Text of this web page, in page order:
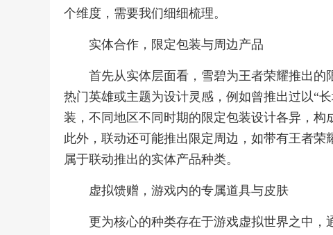
个维度，需要我们细细梳理。
实体合作，限定包装与周边产品
首先从实体层面看，雪碧为王者荣耀推出
热门英雄或主题为设计灵感，例如曾推出过以“
装，不同地区不同时期的限定包装设计各异，构
此外，联动还可能推出限定周边，如带有王者
属于联动推出的实体产品种类。
虚拟馈赠，游戏内的专属道具与皮肤
更为核心的种类存在于游戏虚拟世界之中